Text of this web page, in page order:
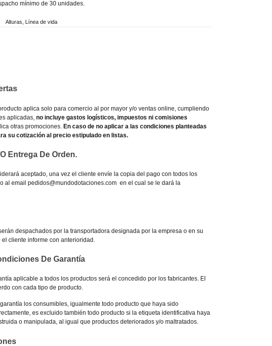
mínimo de 30 unidades.
Alturas Línea de vida
aplica solo para comercio al por mayor y/o ventas online, cumpliendo
aplicadas, no incluye gastos logísticos, impuestos ni comisiones
otras promociones.En caso de no aplicar a las condiciones planteadas
su cotización al precio estipulado en listas.
Entrega De Orden.
aceptado, una vez el cliente envíe la copia del pago con todos los
al email pedidos@mundodotaciones.com en el cual se le dará la
despachados por la transportadora designada por la empresa o en su
cliente informe con anterioridad.
De Garantía
aplicable a todos los productos será el concedido por los fabricantes. El
con cada tipo de producto.
los consumibles, igualmente todo producto que haya sido
es excluido también todo producto si la etiqueta identificativa haya
o manipulada, al igual que productos deteriorados y/o maltratados.